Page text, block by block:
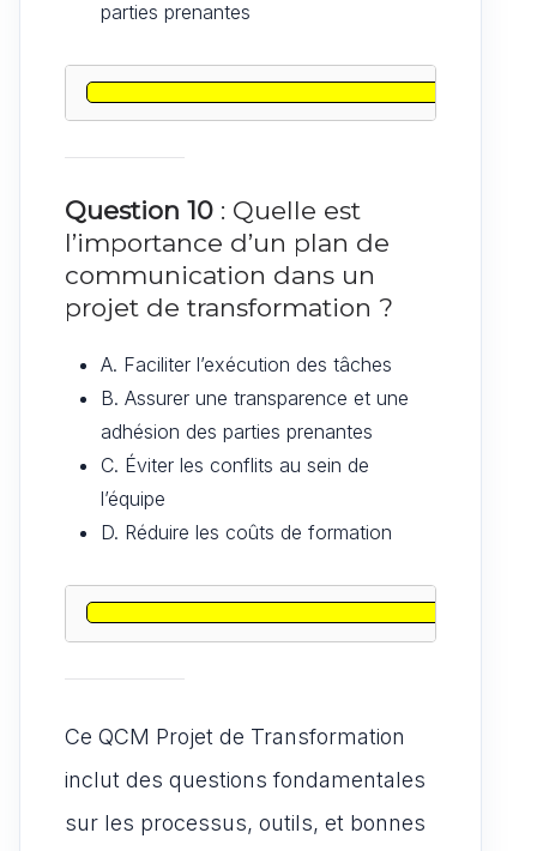
parties prenantes
Question 10 : Quelle est
l’importance d’un plan de
communication dans un
projet de transformation ?
A. Faciliter l’exécution des tâches
B. Assurer une transparence et une
adhésion des parties prenantes
C. Éviter les conflits au sein de
l’équipe
D. Réduire les coûts de formation
Ce QCM Projet de Transformation
inclut des questions fondamentales
sur les processus, outils, et bonnes